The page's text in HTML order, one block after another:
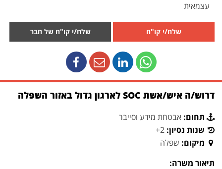
עצמאית
שלח/י קו"ח שלח/י קו"ח של חבר
דרוש/ה איש/אשת SOC לארגון גדול באזור השפלה
תחום: אבטחת מידע וסייבר
שנות נסיון: 2+
מיקום: שפלה
תיאור משרה: